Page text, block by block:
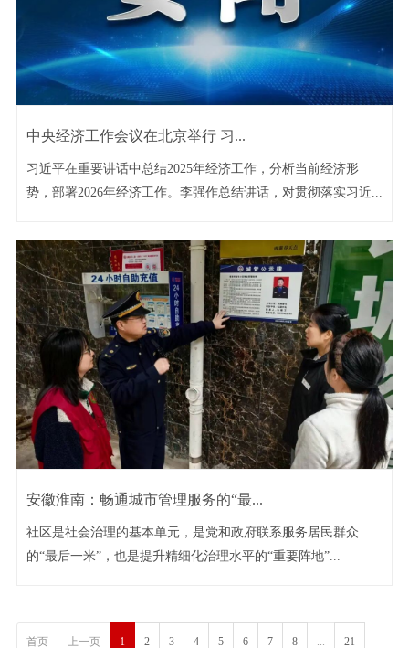
中央经济工作会议在北京举行 习...
习近平在重要讲话中总结2025年经济工作，分析当前经济形
势，部署2026年经济工作。李强作总结讲话，对贯彻落实习近...
安徽淮南：畅通城市管理服务的“最...
社区是社会治理的基本单元，是党和政府联系服务居民群众
的“最后一米”，也是提升精细化治理水平的“重要阵地”...
首页 上一页 1 2 3 4 5 6 7 8 21